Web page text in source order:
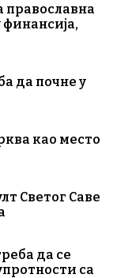
православна
да почне у
као место
Светог Саве
да се
са